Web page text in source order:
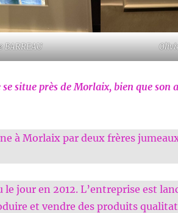
BARREAU
situe près de Morlaix, bien que son
à Morlaix par deux frères
le jour en 2012. L’entreprise est
et vendre des produits